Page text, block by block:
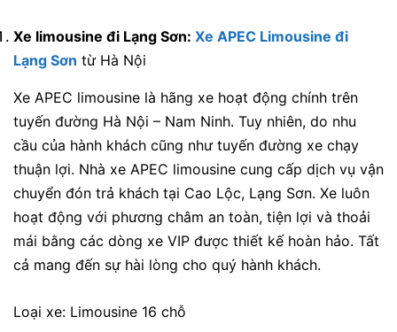
Xe limousine đi Lạng Sơn: Xe APEC Limousine đi
Lạng Sơn từ Hà Nội
Xe APEC limousine là hãng xe hoạt động chính trên
tuyến đường Hà Nội – Nam Ninh. Tuy nhiên, do nhu
cầu của hành khách cũng như tuyến đường xe chạy
thuận lợi. Nhà xe APEC limousine cung cấp dịch vụ vận
chuyển đón trả khách tại Cao Lộc, Lạng Sơn. Xe luôn
hoạt động với phương châm an toàn, tiện lợi và thoải
mái bằng các dòng xe VIP được thiết kế hoàn hảo. Tất
cả mang đến sự hài lòng cho quý hành khách.
Loại xe: Limousine 16 chỗ